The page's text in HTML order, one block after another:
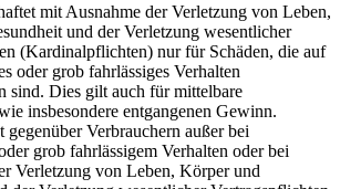
mit Ausnahme der Verletzung von Leben,
und der Verletzung wesentlicher
(Kardinalpflichten) nur für Schäden, die auf
oder grob fahrlässiges Verhalten
sind. Dies gilt auch für mittelbare
insbesondere entgangenen Gewinn.
Verbrauchern außer bei
grob fahrlässigem Verhalten oder bei
Verletzung von Leben, Körper und